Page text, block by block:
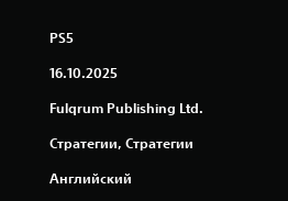
и
PS5
16.10.2025
Fulqrum Publishing Ltd.
Стратегии, Стратегии
Английский